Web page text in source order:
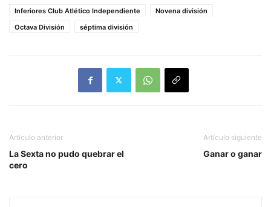
Inferiores Club Atlético Independiente
Novena división
Octava División
séptima división
Artículo anterior
La Sexta no pudo quebrar el
cero
Artículo siguiente
Ganar o ganar